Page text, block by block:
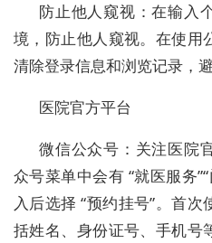
防止他人窥视：在输入
境，防止他人窥视。在使用
清除登录信息和浏览记录，
医院官方平台
微信公众号：关注医院
众号菜单中会有 “就医服务
入后选择 “预约挂号”。首
括姓名、身份证号、手机号